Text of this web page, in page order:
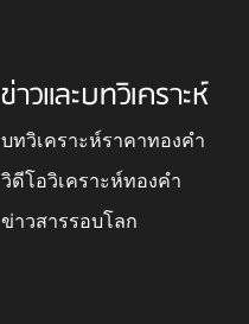
ข่าวและบทวิเคราะห์
บทวิเคราะห์ราคาทองคำ
วิดีโอวิเคราะห์ทองคำ
ข่าวสารรอบโลก